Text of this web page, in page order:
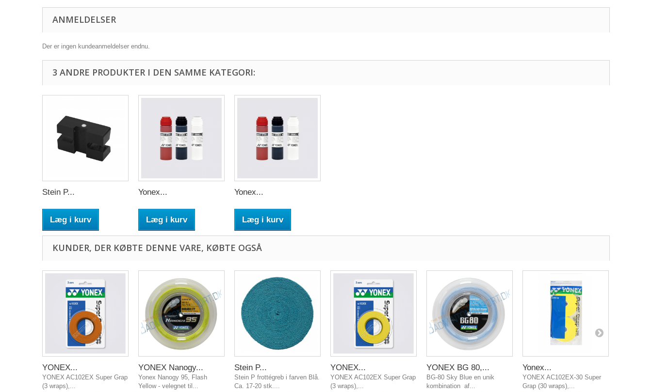
ANMELDELSER
Der er ingen kundeanmeldelser endnu.
3 ANDRE PRODUKTER I DEN SAMME KATEGORI:
Stein P...
Læg i kurv
Yonex...
Læg i kurv
Yonex...
Læg i kurv
KUNDER, DER KØBTE DENNE VARE, KØBTE OGSÅ
YONEX...
YONEX AC102EX Super Grap
(3 wraps),...
YONEX Nanogy...
Yonex Nanogy 95, Flash
Yellow - velegnet til...
Stein P...
Stein P frottégreb i farven Blå.
Ca. 17-20 stk....
YONEX...
YONEX AC102EX Super Grap
(3 wraps),...
YONEX BG 80,...
BG-80 Sky Blue en unik
kombination af...
Yonex...
YONEX AC102EX-30 Super
Grap (30 wraps),...